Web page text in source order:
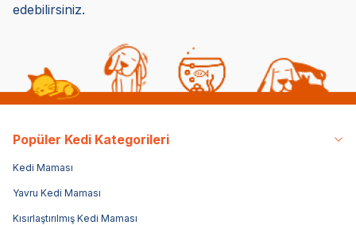
edebilirsiniz.
Popüler Kedi Kategorileri
Kedi Maması
Yavru Kedi Maması
Kısırlaştırılmış Kedi Maması